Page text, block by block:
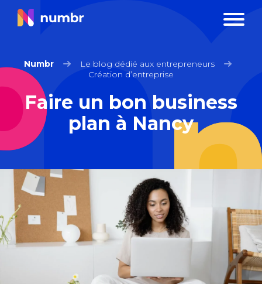
Numbr
Le blog dédié aux entrepreneurs
Création d’entreprise
Faire un bon business
plan à Nancy